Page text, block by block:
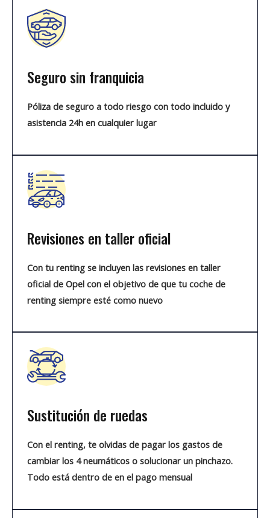
Seguro sin franquicia
Póliza de seguro a todo riesgo con todo incluido y
asistencia 24h en cualquier lugar
Revisiones en taller oficial
Con tu renting se incluyen las revisiones en taller
oficial de Opel con el objetivo de que tu coche de
renting siempre esté como nuevo
Sustitución de ruedas
Con el renting, te olvidas de pagar los gastos de
cambiar los 4 neumáticos o solucionar un pinchazo.
Todo está dentro de en el pago mensual